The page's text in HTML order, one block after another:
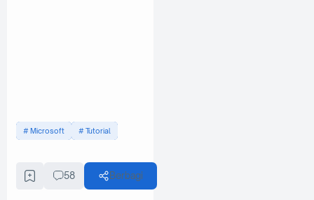
Microsoft Tutorial
58 Berbagi